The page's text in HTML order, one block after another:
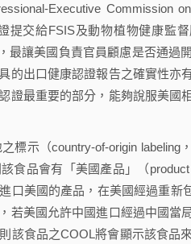
Executive Commission
提交給FSIS及動物植物健康監
最讓美國負責官員顧慮是否通過
的出口健康認證報告之確實性亦
證最重要的部分，能夠說服美國
示（country-of-origin labeling
食品會有「美國產品」（
口美國的產品，在美國經過重新
若美國允許中國進口經過中國當
該食品之COOL將會顯示該食品